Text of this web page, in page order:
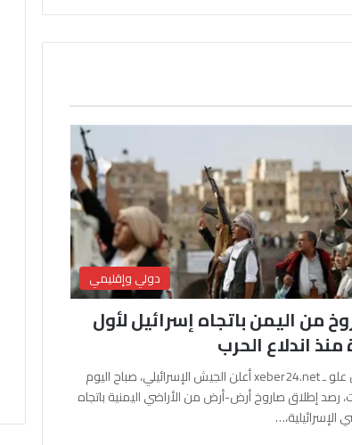
دولي وإقليمي
من اليمن باتجاه إسرائيل لأول
اندلاع الحرب
آفرين علو ـ xeber24.net أعلن الجيش الإسرائيلي، صباح اليوم
رصد إطلاق صاروخ أرض-أرض من الأراضي اليمنية باتجاه
الإسرائيلية،…